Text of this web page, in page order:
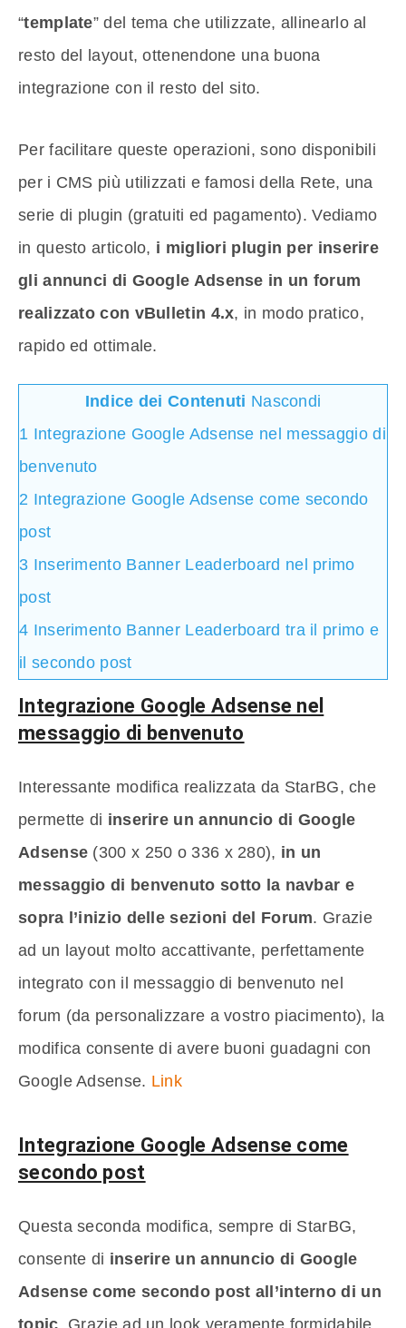
“template” del tema che utilizzate, allinearlo al
resto del layout, ottenendone una buona
integrazione con il resto del sito.
Per facilitare queste operazioni, sono disponibili
per i CMS più utilizzati e famosi della Rete, una
serie di plugin (gratuiti ed pagamento). Vediamo
in questo articolo, i migliori plugin per inserire
gli annunci di Google Adsense in un forum
realizzato con vBulletin 4.x, in modo pratico,
rapido ed ottimale.
Indice dei Contenuti Nascondi
1 Integrazione Google Adsense nel messaggio di
benvenuto
2 Integrazione Google Adsense come secondo
post
3 Inserimento Banner Leaderboard nel primo
post
4 Inserimento Banner Leaderboard tra il primo e
il secondo post
Integrazione Google Adsense nel
messaggio di benvenuto
Interessante modifica realizzata da StarBG, che
permette di inserire un annuncio di Google
Adsense (300 x 250 o 336 x 280), in un
messaggio di benvenuto sotto la navbar e
sopra l’inizio delle sezioni del Forum. Grazie
ad un layout molto accattivante, perfettamente
integrato con il messaggio di benvenuto nel
forum (da personalizzare a vostro piacimento), la
modifica consente di avere buoni guadagni con
Google Adsense. Link
Integrazione Google Adsense come
secondo post
Questa seconda modifica, sempre di StarBG,
consente di inserire un annuncio di Google
Adsense come secondo post all’interno di un
topic . Grazie ad un look veramente formidabile,